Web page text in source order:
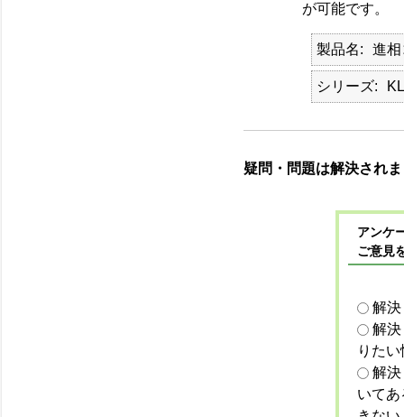
が可能です。
製品名 進
シリーズ
疑問・問題は解決され
アンケ
ご意見
解
解
りた
解
いて